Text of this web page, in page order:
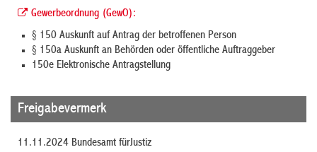
Gewerbeordnung (GewO):
§ 150 Auskunft auf Antrag der betroffenen Person
§ 150a Auskunft an Behörden oder öffentliche Auftraggeber
150e Elektronische Antragstellung
Freigabevermerk
11.11.2024 Bundesamt fürJustiz